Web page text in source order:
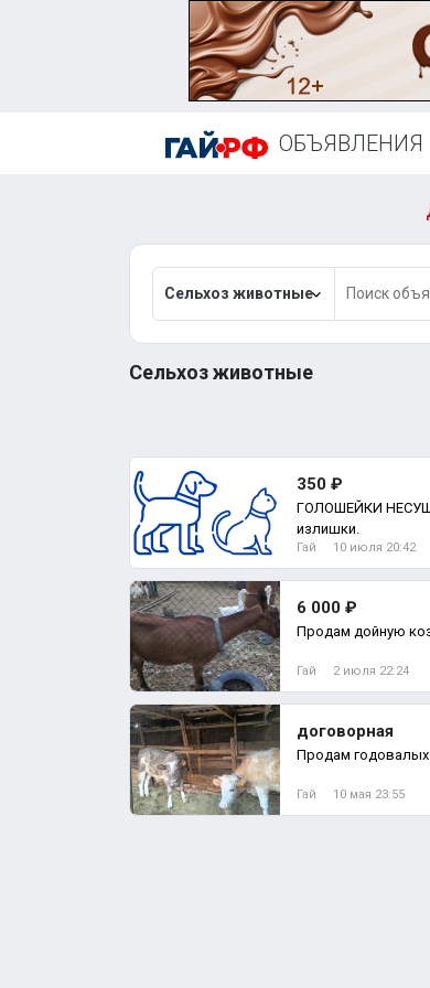
ОБЪЯВЛЕНИЯ
Сельхоз животные
Сельхоз животные
350 ₽
ГОЛОШЕЙКИ НЕСУШКИ+ МЯСО ДВА МЕСЯЦА Продаю
излишки.
Гай 10 июля 20:42
6 000 ₽
Продам дойную
Гай 2 июля 22:24
договорная
Продам годовалых
Гай 10 мая 23:55